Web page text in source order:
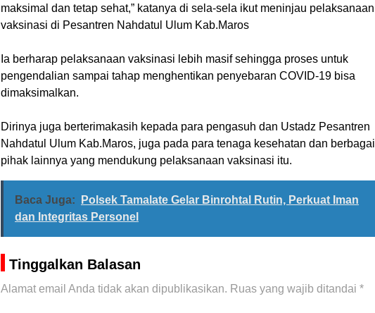
maksimal dan tetap sehat,” katanya di sela-sela ikut meninjau pelaksanaan
vaksinasi di Pesantren Nahdatul Ulum Kab.Maros
Ia berharap pelaksanaan vaksinasi lebih masif sehingga proses untuk
pengendalian sampai tahap menghentikan penyebaran COVID-19 bisa
dimaksimalkan.
Dirinya juga berterimakasih kepada para pengasuh dan Ustadz Pesantren
Nahdatul Ulum Kab.Maros, juga pada para tenaga kesehatan dan berbagai
pihak lainnya yang mendukung pelaksanaan vaksinasi itu.
Baca Juga:
Polsek Tamalate Gelar Binrohtal Rutin, Perkuat Iman
dan Integritas Personel
Tinggalkan Balasan
Alamat email Anda tidak akan dipublikasikan. Ruas yang wajib ditandai *